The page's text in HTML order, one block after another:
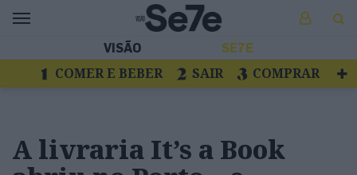
VISÃO SE7E
COMER E BEBER SAIR
COMPRAR
A livraria It’s a Book